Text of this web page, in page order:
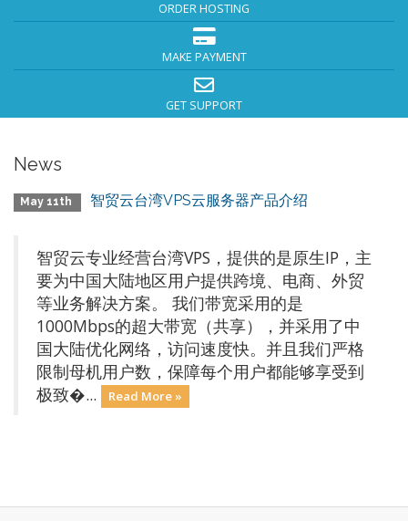
ORDER HOSTING
MAKE PAYMENT
GET SUPPORT
News
May 11th 智贸云台湾VPS云服务器产品介绍
智贸云专业经营台湾VPS，提供的是原生IP，主
要为中国大陆地区用户提供跨境、电商、外贸
等业务解决方案。 我们带宽采用的是
1000Mbps的超大带宽（共享），并采用了中
国大陆优化网络，访问速度快。并且我们严格
限制母机用户数，保障每个用户都能够享受到
极致�...
Read More »